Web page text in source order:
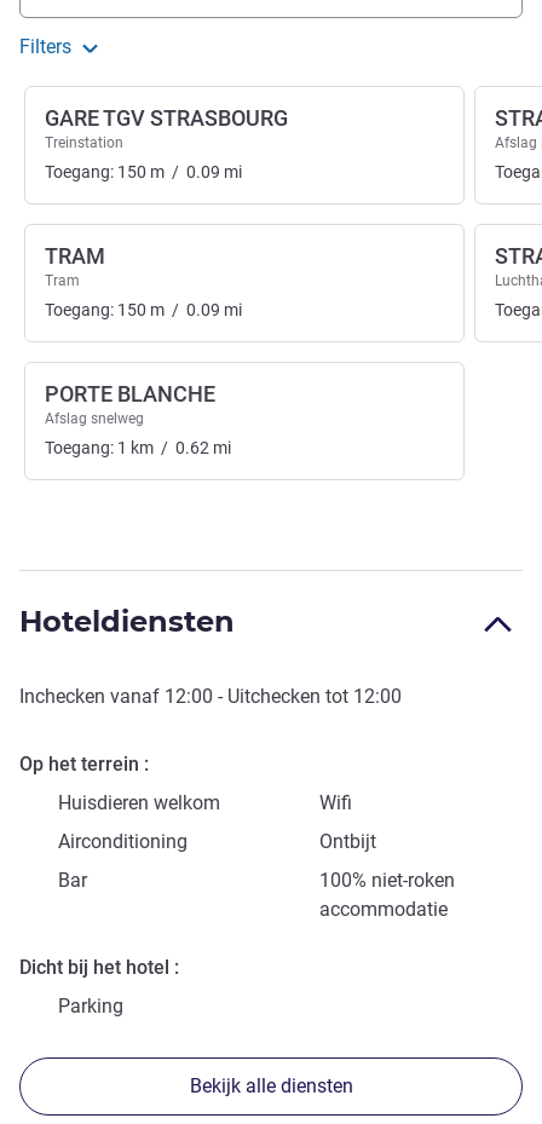
Filters
GARE TGV STRASBOURG
Treinstation
Toegang: 150 m / 0.09 mi
TRAM
Tram
Toegang: 150 m / 0.09 mi
PORTE BLANCHE
Afslag snelweg
Toegang: 1 km / 0.62 mi
Afslag
Hoteldiensten
Inchecken vanaf 12:00 - Uitchecken tot 12:00
Op het terrein
Huisdieren welkom
Wifi
Airconditioning
Ontbijt
Bar
100% niet-roken
accommodatie
Dicht bij het hotel
Parking
Bekijk alle diensten